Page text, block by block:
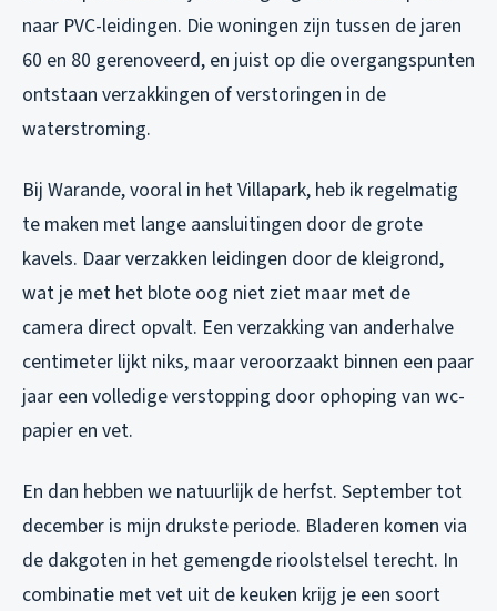
naar PVC-leidingen. Die woningen zijn tussen de jaren
60 en 80 gerenoveerd, en juist op die overgangspunten
ontstaan verzakkingen of verstoringen in de
waterstroming.
Bij Warande, vooral in het Villapark, heb ik regelmatig
te maken met lange aansluitingen door de grote
kavels. Daar verzakken leidingen door de kleigrond,
wat je met het blote oog niet ziet maar met de
camera direct opvalt. Een verzakking van anderhalve
centimeter lijkt niks, maar veroorzaakt binnen een paar
jaar een volledige verstopping door ophoping van wc-
papier en vet.
En dan hebben we natuurlijk de herfst. September tot
december is mijn drukste periode. Bladeren komen via
de dakgoten in het gemengde rioolstelsel terecht. In
combinatie met vet uit de keuken krijg je een soort